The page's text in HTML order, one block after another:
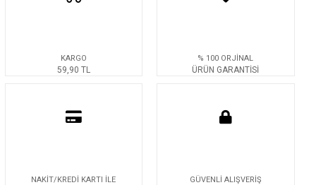
KARGO
59,90 TL
% 100 ORJİNAL
ÜRÜN GARANTİSİ
NAKİT/KREDİ KARTI İLE GÜVENLİ ALIŞVERİŞ